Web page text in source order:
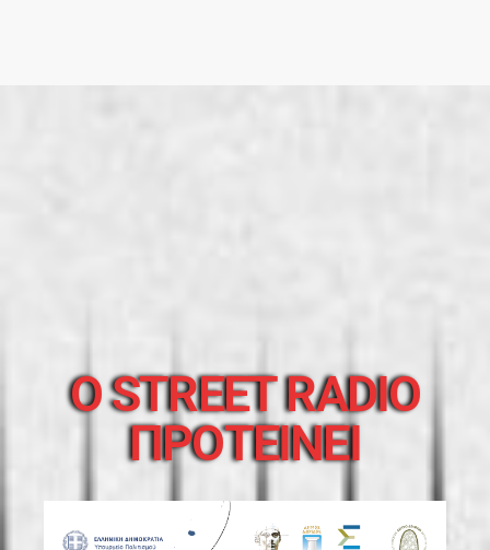
O STREET RADIO
ΠΡΟΤΕΙΝΕΙ